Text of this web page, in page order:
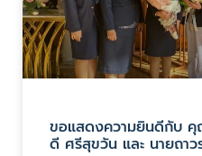
ขอแสดงความยินดีกับ
ดี ศรีสุขวัน และ นายถา